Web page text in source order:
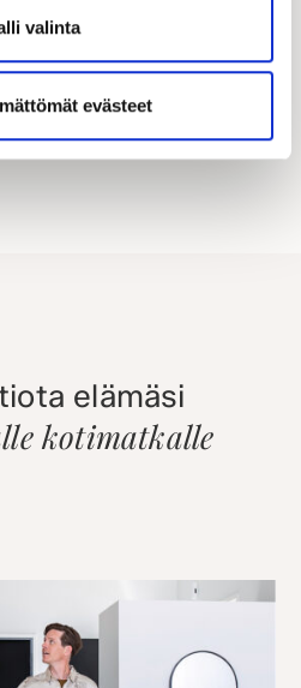
valinta
evästeet
elämäsi
kotimatkalle